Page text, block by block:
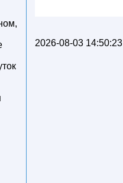
2026-08-03 14:50:23